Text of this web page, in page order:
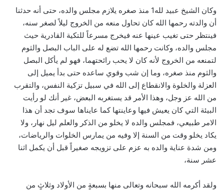
وكان الشيخ عبيد لله1 منذ صغره يلازم مجلس والده، حتى أنه حدثنا
أن والدته رحمها الله كان تحاول منعه من الخروج ليلاً لصغر سنه،
فينتظر حتى تغيب عينها عنه فيخرج مسرعاً للتكية القادرية حيث
مجلس والده، وكانت رحمها الله تضع له على الباب البصل والثوم
لتمنعه من الخروج لأنه كان لا يحب رائحتهما، فهو لم يأكل البصل
والثوم منذ صغره، وما إن شب وقوي ساعده حتى بدأ يميل إلى
العزلة والخلوة والانقطاع إلى الله في سبيل تزكية النفس، والتقرب
من الله عز وجل، وهذا الأمر قد يستغربه البعض، غير أنك لو رأيت
البيئة التي كان يعيش فيها وعاينتها كما عايناها سوف تجد أن هذا
الامر طبيعي، فمجلس والده لا يخلو من الذكر والعلم ليل نهار، ولا
يكاد يخلو وقت من السنة إلا وفيه من يمارس الخلوات والرياضات،
ومن شدة عناية والده به عزم على تزويجه صغيراً قبل أن يكمل اثنا
عشر سنة،
ولقد أكرمه الله سبحانه وتعالى منها بسبعةٍ من الأولاد وثلاثٍ من